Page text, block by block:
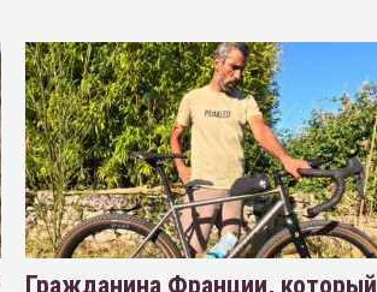
Гражданина Франции, который